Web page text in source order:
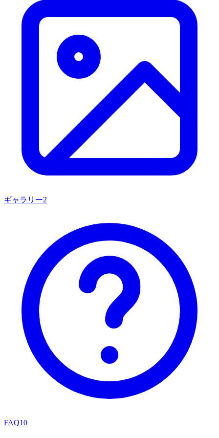
ギャラリー2
FAQ10